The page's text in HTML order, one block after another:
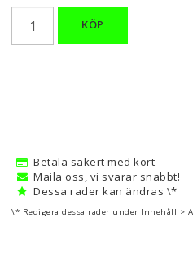
KÖP
Betala säkert med kort
Maila oss, vi svarar snabbt!
Dessa rader kan ändras \*
\* Redigera dessa rader under Innehåll >